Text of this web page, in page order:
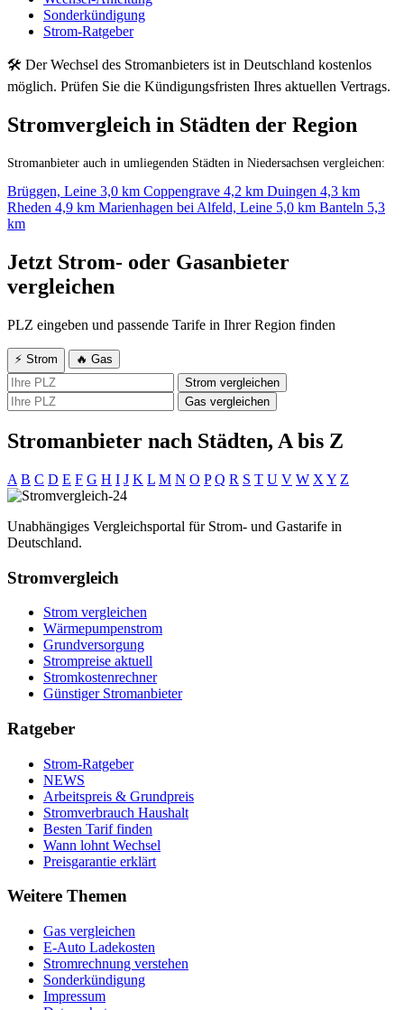
Sonderkündigung
Strom-Ratgeber
🛠 Der Wechsel des Stromanbieters ist in Deutschland kostenlos
möglich. Prüfen Sie die Kündigungsfristen Ihres aktuellen Vertrags.
Stromvergleich in Städten der Region
Stromanbieter auch in umliegenden Städten in Niedersachsen vergleichen:
Brüggen, Leine 3,0 km Coppengrave 4,2 km Duingen 4,3 km
Rheden 4,9 km Marienhagen bei Alfeld, Leine 5,0 km Banteln 5,3
km
Jetzt Strom- oder Gasanbieter
vergleichen
PLZ eingeben und passende Tarife in Ihrer Region finden
⚡ Strom
🔥 Gas
Strom vergleichen
Gas vergleichen
Stromanbieter nach Städten, A bis Z
A B C D E F G H I J K L M N O P Q R S T U V W X Y Z
Unabhängiges Vergleichsportal für Strom- und Gastarife in
Deutschland.
Stromvergleich
Strom vergleichen
Wärmepumpenstrom
Grundversorgung
Strompreise aktuell
Stromkostenrechner
Günstiger Stromanbieter
Ratgeber
Strom-Ratgeber
NEWS
Arbeitspreis & Grundpreis
Stromverbrauch Haushalt
Besten Tarif finden
Wann lohnt Wechsel
Preisgarantie erklärt
Weitere Themen
Gas vergleichen
E-Auto Ladekosten
Stromrechnung verstehen
Sonderkündigung
Impressum